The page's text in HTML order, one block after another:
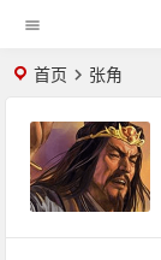
首页 张角